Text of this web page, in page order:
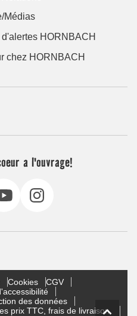
Médias
HORNBACH
chez HORNBACH
a l'ouvrage!
Cookies
CGV
des données
prix TTC, frais de livraison